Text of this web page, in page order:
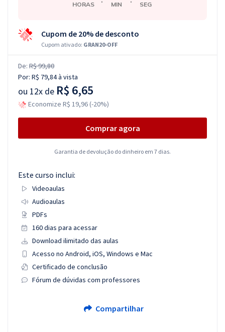
HORAS MIN SEG
Cupom de 20% de desconto
Cupom ativado: GRAN20-OFF
De: R$ 99,80
Por: R$ 79,84à vista
ou 12x de R$ 6,65
Economize R$ 19,96 (-20%)
Comprar agora
Garantia de devolução do dinheiro em 7 dias.
Este curso inclui:
Videoaulas
Audioaulas
PDFs
160 dias para acessar
Download ilimitado das aulas
Acesso no Android, iOS, Windows e Mac
Certificado de conclusão
Fórum de dúvidas com professores
Compartilhar